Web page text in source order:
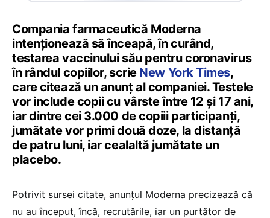
Compania farmaceutică Moderna
intenționează să înceapă, în curând,
testarea vaccinului său pentru coronavirus
în rândul copiilor, scrie New York Times,
care citează un anunț al companiei. Testele
vor include copii cu vârste între 12 și 17 ani,
iar dintre cei 3.000 de copiii participanți,
jumătate vor primi două doze, la distanță
de patru luni, iar cealaltă jumătate un
placebo.
Potrivit sursei citate, anunțul Moderna precizează că
nu au început, încă, recrutările, iar un purtător de